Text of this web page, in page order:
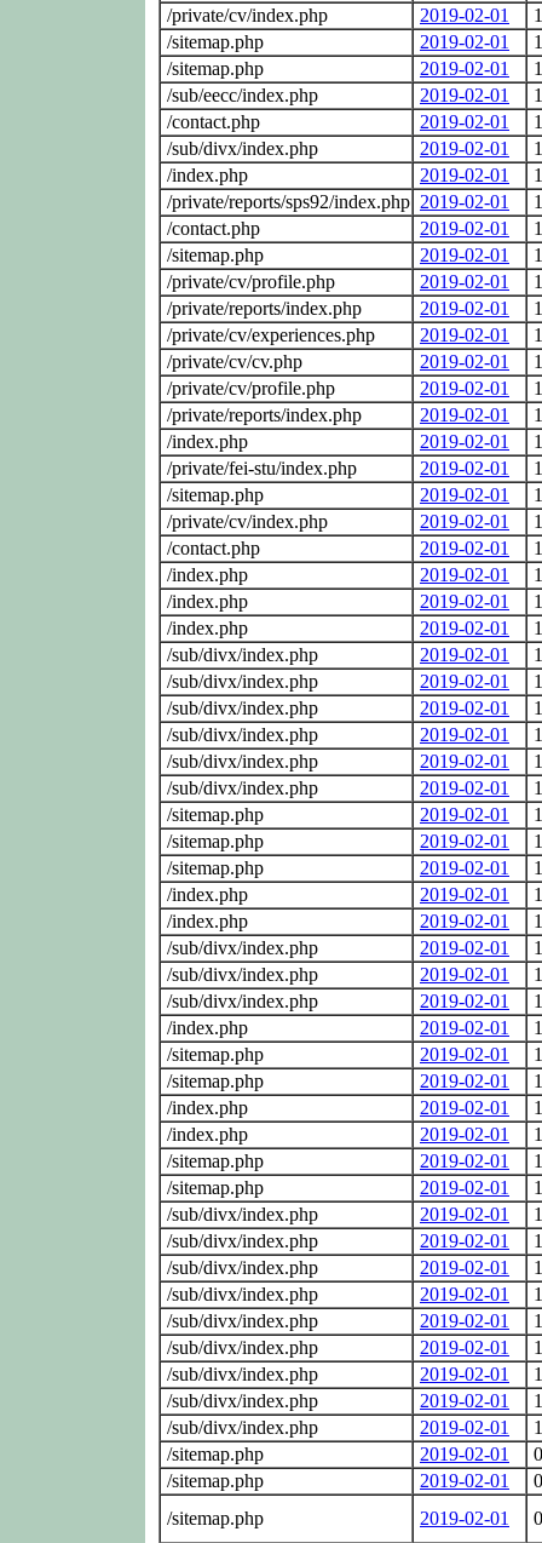
/private/cv/index.php
2019-02-01
/sitemap.php
2019-02-01
/sitemap.php
2019-02-01
/sub/eecc/index.php
2019-02-01
/contact.php
2019-02-01
/sub/divx/index.php
2019-02-01
/index.php
2019-02-01
/private/reports/sps92/index.php 2019-02-01
/contact.php
2019-02-01
/sitemap.php
2019-02-01
/private/cv/profile.php
2019-02-01
/private/reports/index.php
2019-02-01
/private/cv/experiences.php
2019-02-01
/private/cv/cv.php
2019-02-01
/private/cv/profile.php
2019-02-01
/private/reports/index.php
2019-02-01
/index.php
2019-02-01
/private/fei-stu/index.php
2019-02-01
/sitemap.php
2019-02-01
/private/cv/index.php
2019-02-01
/contact.php
2019-02-01
/index.php
2019-02-01
/index.php
2019-02-01
/index.php
2019-02-01
/sub/divx/index.php
2019-02-01
/sub/divx/index.php
2019-02-01
/sub/divx/index.php
2019-02-01
/sub/divx/index.php
2019-02-01
/sub/divx/index.php
2019-02-01
/sub/divx/index.php
2019-02-01
/sitemap.php
2019-02-01
/sitemap.php
2019-02-01
/sitemap.php
2019-02-01
/index.php
2019-02-01
/index.php
2019-02-01
/sub/divx/index.php
2019-02-01
/sub/divx/index.php
2019-02-01
/sub/divx/index.php
2019-02-01
/index.php
2019-02-01
/sitemap.php
2019-02-01
/sitemap.php
2019-02-01
/index.php
2019-02-01
/index.php
2019-02-01
/sitemap.php
2019-02-01
/sitemap.php
2019-02-01
/sub/divx/index.php
2019-02-01
/sub/divx/index.php
2019-02-01
/sub/divx/index.php
2019-02-01
/sub/divx/index.php
2019-02-01
/sub/divx/index.php
2019-02-01
/sub/divx/index.php
2019-02-01
/sub/divx/index.php
2019-02-01
/sub/divx/index.php
2019-02-01
/sub/divx/index.php
2019-02-01
/sitemap.php
2019-02-01
/sitemap.php
2019-02-01
/sitemap.php
2019-02-01